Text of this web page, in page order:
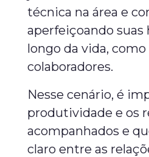
técnica na área e
aperfeiçoando suas
longo da vida,
colaboradores.
Nesse cenário, é
produtividade e os
acompanhados e
claro entre as